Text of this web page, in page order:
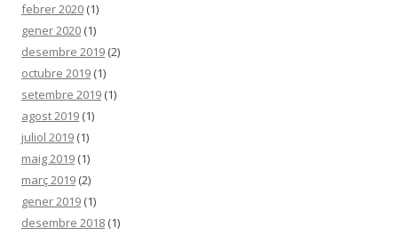
febrer 2020 (1)
gener 2020 (1)
desembre 2019 (2)
octubre 2019 (1)
setembre 2019 (1)
agost 2019 (1)
juliol 2019 (1)
maig 2019 (1)
març 2019 (2)
gener 2019 (1)
desembre 2018 (1)